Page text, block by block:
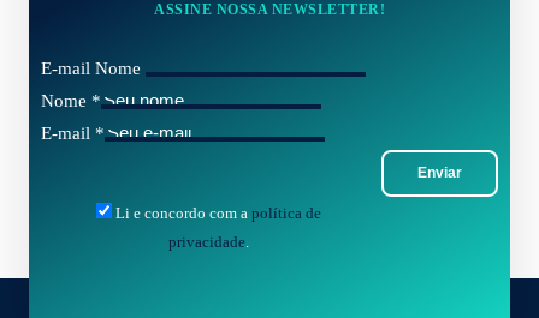
ASSINE NOSSA NEWSLETTER!
E-mail Nome
Nome *
E-mail *
Enviar
Li e concordo com a política de
privacidade.